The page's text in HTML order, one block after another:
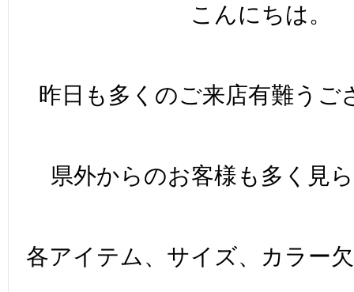
こんにちは。
昨日も多くのご来店有難うご
県外からのお客様も多く見
各アイテム、サイズ、カラー